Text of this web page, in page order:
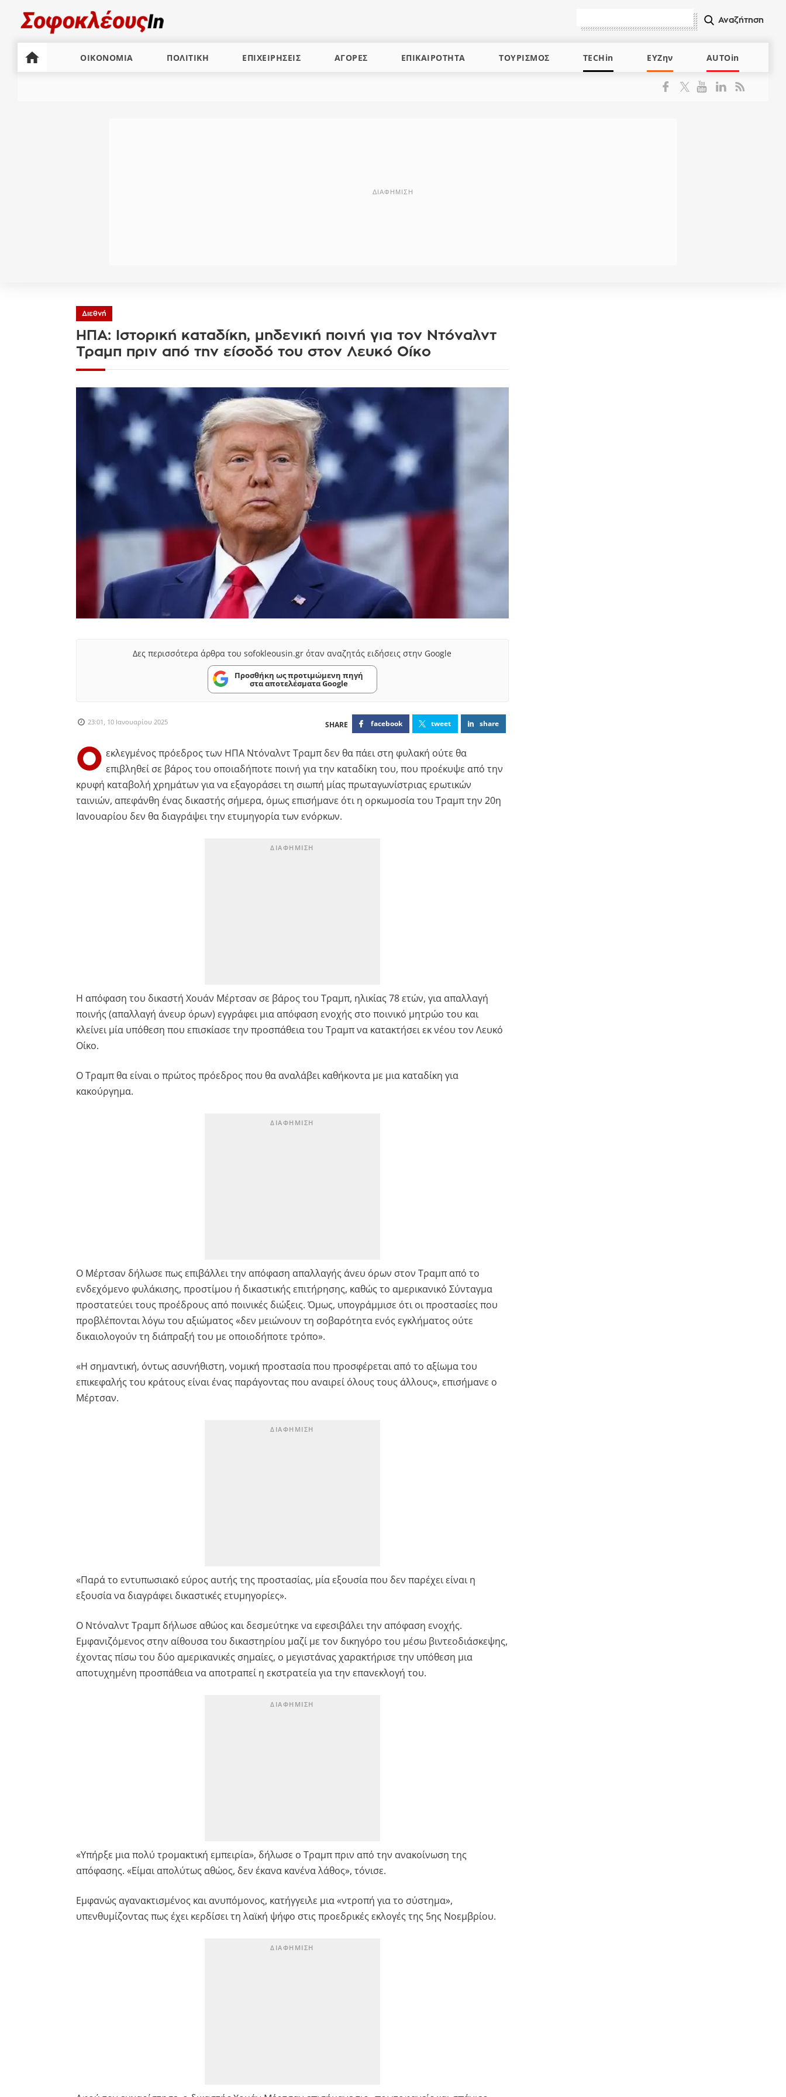
ΟΙΚΟΝΟΜΙΑ ΠΟΛΙΤΙΚΗ ΕΠΙΧΕΙΡΗΣΕΙΣ ΑΓΟΡΕΣ ΕΠΙΚΑΙΡΟΤΗΤΑ ΤΟΥΡΙΣΜΟΣ TECHin ΕΥΖην AUTOin
Διεθνή
ΗΠΑ: Ιστορική καταδίκη, μηδενική ποινή για τον Ντόναλντ
Τραμπ πριν από την είσοδό του στον Λευκό Οίκο
Δες περισσότερα άρθρα του sofokleousin.gr όταν αναζητάς ειδήσεις στην Google
Προσθήκη ως προτιμώμενη πηγή
στα αποτελέσματα Google
23:01, 10 Ιανουαρίου 2025 facebook tweet share
Ο εκλεγμένος πρόεδρος των ΗΠΑ Ντόναλντ Τραμπ δεν θα πάει στη φυλακή ούτε θα
επιβληθεί σε βάρος του οποιαδήποτε ποινή για την καταδίκη του, που προέκυψε από την
κρυφή καταβολή χρημάτων για να εξαγοράσει τη σιωπή μίας πρωταγωνίστριας ερωτικών
ταινιών, απεφάνθη ένας δικαστής σήμερα, όμως επισήμανε ότι η ορκωμοσία του Τραμπ την 20η
Ιανουαρίου δεν θα διαγράψει την ετυμηγορία των ενόρκων.
Η απόφαση του δικαστή Χουάν Μέρτσαν σε βάρος του Τραμπ, ηλικίας 78 ετών, για απαλλαγή
ποινής (απαλλαγή άνευρ όρων) εγγράφει μια απόφαση ενοχής στο ποινικό μητρώο του και
κλείνει μία υπόθεση που επισκίασε την προσπάθεια του Τραμπ να κατακτήσει εκ νέου τον Λευκό
Οίκο.
Ο Τραμπ θα είναι ο πρώτος πρόεδρος που θα αναλάβει καθήκοντα με μια καταδίκη για
κακούργημα.
Ο Μέρτσαν δήλωσε πως επιβάλλει την απόφαση απαλλαγής άνευ όρων στον Τραμπ από το
ενδεχόμενο φυλάκισης, προστίμου ή δικαστικής επιτήρησης, καθώς το αμερικανικό Σύνταγμα
προστατεύει τους προέδρους από ποινικές διώξεις. Όμως, υπογράμμισε ότι οι προστασίες που
προβλέπονται λόγω του αξιώματος «δεν μειώνουν τη σοβαρότητα ενός εγκλήματος ούτε
δικαιολογούν τη διάπραξή του με οποιοδήποτε τρόπο».
«Η σημαντική, όντως ασυνήθιστη, νομική προστασία που προσφέρεται από το αξίωμα του
επικεφαλής του κράτους είναι ένας παράγοντας που αναιρεί όλους τους άλλους», επισήμανε ο
Μέρτσαν.
«Παρά το εντυπωσιακό εύρος αυτής της προστασίας, μία εξουσία που δεν παρέχει είναι η
εξουσία να διαγράφει δικαστικές ετυμηγορίες».
Ο Ντόναλντ Τραμπ δήλωσε αθώος και δεσμεύτηκε να εφεσιβάλει την απόφαση ενοχής.
Εμφανιζόμενος στην αίθουσα του δικαστηρίου μαζί με τον δικηγόρο του μέσω βιντεοδιάσκεψης,
έχοντας πίσω του δύο αμερικανικές σημαίες, ο μεγιστάνας χαρακτήρισε την υπόθεση μια
αποτυχημένη προσπάθεια να αποτραπεί η εκστρατεία για την επανεκλογή του.
«Υπήρξε μια πολύ τρομακτική εμπειρία», δήλωσε ο Τραμπ πριν από την ανακοίνωση της
απόφασης. «Είμαι απολύτως αθώος, δεν έκανα κανένα λάθος», τόνισε.
Εμφανώς αγανακτισμένος και ανυπόμονος, κατήγγειλε μια «ντροπή για το σύστημα»,
υπενθυμίζοντας πως έχει κερδίσει τη λαϊκή ψήφο στις προεδρικές εκλογές της 5ης Νοεμβρίου.